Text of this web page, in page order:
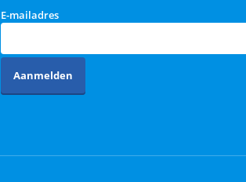
E-mailadres
Aanmelden